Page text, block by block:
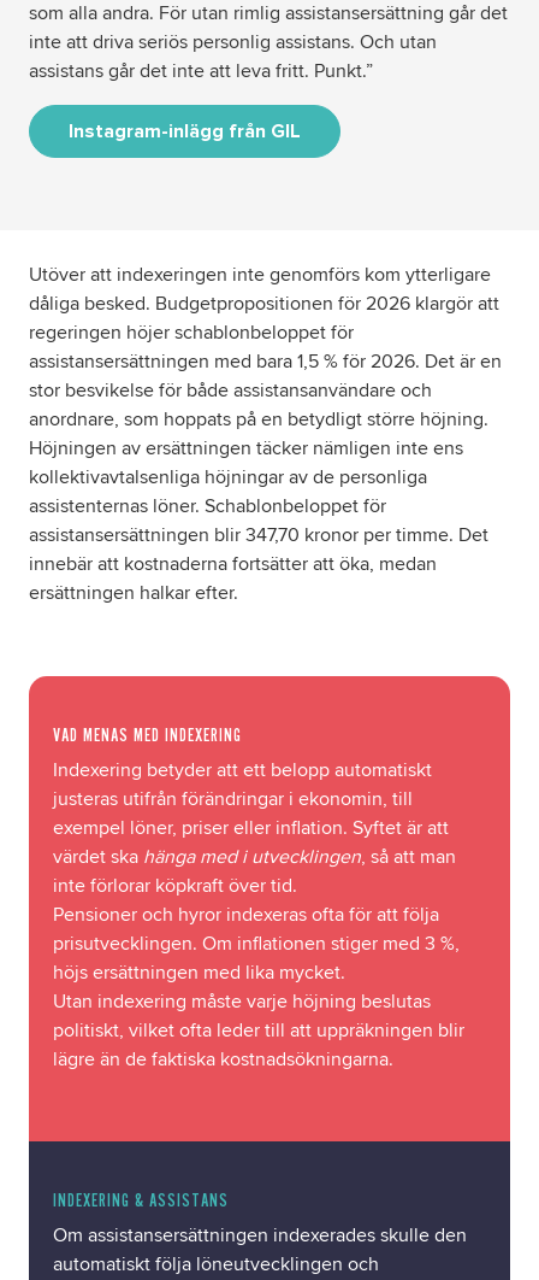
som alla andra. För utan rimlig assistansersättning går det
inte att driva seriös personlig assistans. Och utan
assistans går det inte att leva fritt. Punkt.”
Instagram-inlägg från GIL
Utöver att indexeringen inte genomförs kom ytterligare
dåliga besked. Budgetpropositionen för 2026 klargör att
regeringen höjer schablonbeloppet för
assistansersättningen med bara 1,5 % för 2026. Det är en
stor besvikelse för både assistansanvändare och
anordnare, som hoppats på en betydligt större höjning.
Höjningen av ersättningen täcker nämligen inte ens
kollektivavtalsenliga höjningar av de personliga
assistenternas löner. Schablonbeloppet för
assistansersättningen blir 347,70 kronor per timme. Det
innebär att kostnaderna fortsätter att öka, medan
ersättningen halkar efter.
VAD MENAS MED INDEXERING
Indexering betyder att ett belopp automatiskt
justeras utifrån förändringar i ekonomin, till
exempel löner, priser eller inflation. Syftet är att
värdet ska hänga med i utvecklingen, så att man
inte förlorar köpkraft över tid.
Pensioner och hyror indexeras ofta för att följa
prisutvecklingen. Om inflationen stiger med 3 %,
höjs ersättningen med lika mycket.
Utan indexering måste varje höjning beslutas
politiskt, vilket ofta leder till att uppräkningen blir
lägre än de faktiska kostnadsökningarna.
INDEXERING & ASSISTANS
Om assistansersättningen indexerades skulle den
automatiskt följa löneutvecklingen och